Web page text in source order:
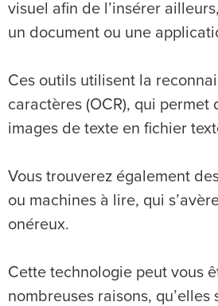
visuel afin de l’insérer
un document ou une
Ces outils utilisent la
caractères (OCR), qui permet
images de texte en fichier
Vous trouverez également
ou machines à lire, qui
onéreux.
Cette technologie peut vous
nombreuses raisons, qu’elles